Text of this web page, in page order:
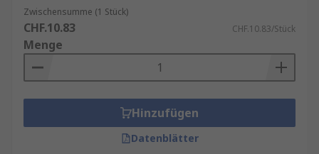
Zwischensumme (1 Stück)
CHF.10.83 CHF.10.83/Stück
Menge
Hinzufügen
Datenblätter